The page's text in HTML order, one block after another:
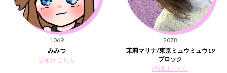
1069
みみつ
詳細はこちら
2078
茉莉マリナ/東京ミュウミュウ19
ブロック
詳細はこちら